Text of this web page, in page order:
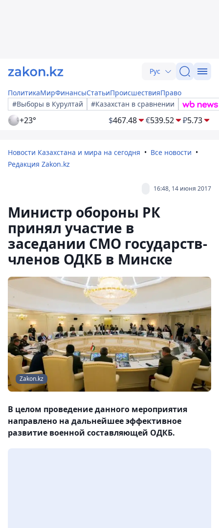
Рус
ПолитикаМирФинансыСтатьиПроисшествияПраво
#Выборы в Курултай
#Казахстан в сравнении
+23° $467.48 €539.52 ₽5.73
Новости Казахстана и мира на сегодня
Все новости
Редакция Zakon.kz
16:48, 14 июня 2017
Министр обороны РК
принял участие в
заседании СМО государств-
членов ОДКБ в Минске
Zakon.kz
В целом проведение данного мероприятия
направлено на дальнейшее эффективное
развитие военной составляющей ОДКБ.